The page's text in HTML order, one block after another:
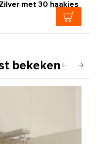
met 30 haakjes
bekeken